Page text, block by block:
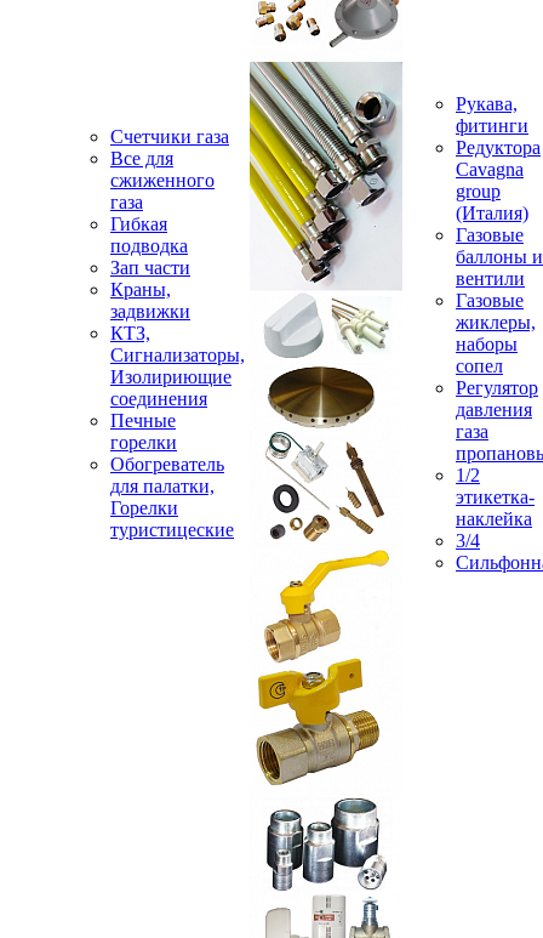
Счетчики газа
Все для
сжиженного
газа
Гибкая
подводка
Зап части
Краны,
задвижки
КТЗ,
Сигнализаторы,
Изолириющие
соединения
Печные
горелки
Обогреватель
для палатки,
Горелки
туристицеские
Рукава,
фитинги
Редуктора
Cavagna
group
(Италия)
Газовые
баллоны и
вентили
Газовые
жиклеры,
наборы
сопел
Регулятор
давления
газа
1/2
этикетка-
наклейка
3/4